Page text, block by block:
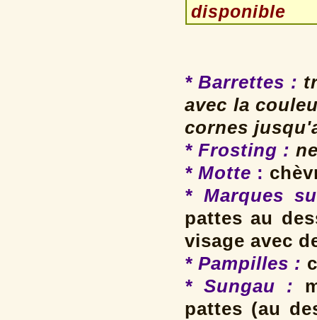
disponible
* Barrettes :
avec la
cornes
* Frosting :
* Motte :
* Marques
pattes au
visage avec
* Pampilles :
* Sungau :
pattes (au